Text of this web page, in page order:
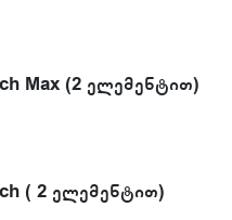
Max (2 ელემენტით)
( 2 ელემენტით)